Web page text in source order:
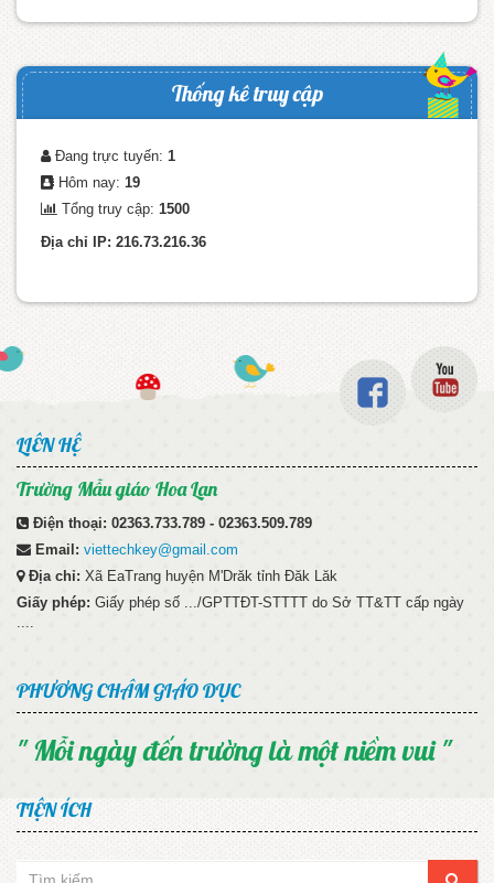
Thống kê truy cập
Đang trực tuyến: 1
Hôm nay: 19
Tổng truy cập: 1500
Địa chỉ IP: 216.73.216.36
LIÊN HỆ
Trường Mẫu giáo Hoa Lan
Điện thoại: 02363.733.789 - 02363.509.789
Email: viettechkey@gmail.com
Địa chỉ: Xã EaTrang huyện M'Drăk tỉnh Đăk Lăk
Giấy phép: Giấy phép số .../GPTTĐT-STTTT do Sở TT&TT cấp ngày
PHƯƠNG CHÂM GIÁO DỤC
" Mỗi ngày đến trường là một niềm vui "
TIỆN ÍCH